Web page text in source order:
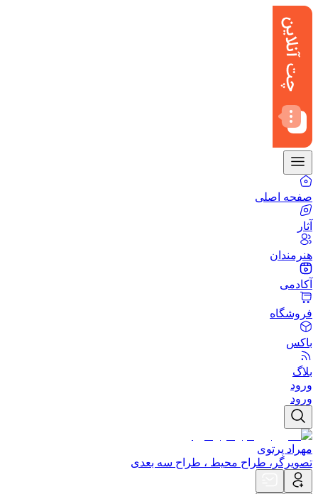
صفحه اصلی
آثار
هنرمندان
آکادمی
فروشگاه
باکس
بلاگ
ورود
ورود
مهراد پرتوی
تصویرگر، طراح محیط ، طراح سه بعدی